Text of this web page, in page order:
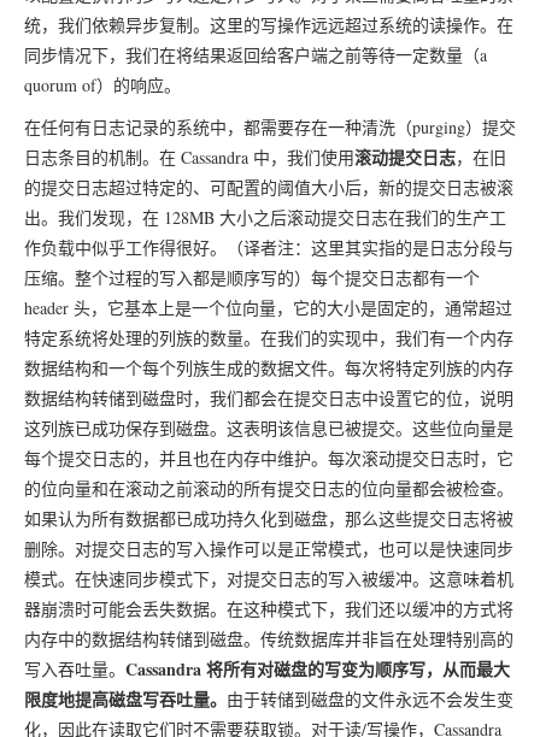
统，我们依赖异步复制。这里的写操作远远超过系统的读操作。在
同步情况下，我们在将结果返回给客户端之前等待一定数量（a
quorum of）的响应。
在任何有日志记录的系统中，都需要存在一种清洗（purging）提交
日志条目的机制。在 Cassandra 中，我们使用滚动提交日志，在旧
的提交日志超过特定的、可配置的阈值大小后，新的提交日志被滚
出。我们发现，在 128MB 大小之后滚动提交日志在我们的生产工
作负载中似乎工作得很好。（译者注：这里其实指的是日志分段与
压缩。整个过程的写入都是顺序写的）每个提交日志都有一个
header 头，它基本上是一个位向量，它的大小是固定的，通常超过
特定系统将处理的列族的数量。在我们的实现中，我们有一个内存
数据结构和一个每个列族生成的数据文件。每次将特定列族的内存
数据结构转储到磁盘时，我们都会在提交日志中设置它的位，说明
这列族已成功保存到磁盘。这表明该信息已被提交。这些位向量是
每个提交日志的，并且也在内存中维护。每次滚动提交日志时，它
的位向量和在滚动之前滚动的所有提交日志的位向量都会被检查。
如果认为所有数据都已成功持久化到磁盘，那么这些提交日志将被
删除。对提交日志的写入操作可以是正常模式，也可以是快速同步
模式。在快速同步模式下，对提交日志的写入被缓冲。这意味着机
器崩溃时可能会丢失数据。在这种模式下，我们还以缓冲的方式将
内存中的数据结构转储到磁盘。传统数据库并非旨在处理特别高的
写入吞吐量。 Cassandra 将所有对磁盘的写变为顺序写，从而最大
限度地提高磁盘写吞吐量。 由于转储到磁盘的文件永远不会发生变
化，因此在读取它们时不需要获取锁。对于读/写操作，Cassandra